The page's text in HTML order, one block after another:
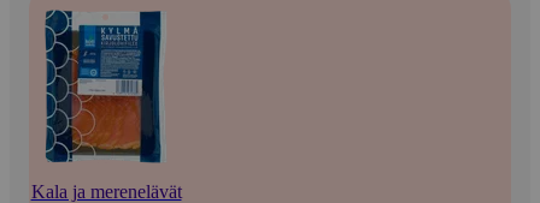
Kala ja merenelävät